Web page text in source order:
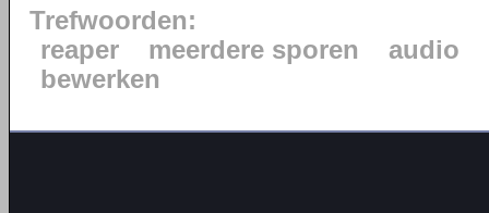
Trefwoorden:
reaper
meerdere sporen
audio
bewerken